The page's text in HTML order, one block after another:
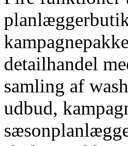
detailhandel
samling af
udbud,